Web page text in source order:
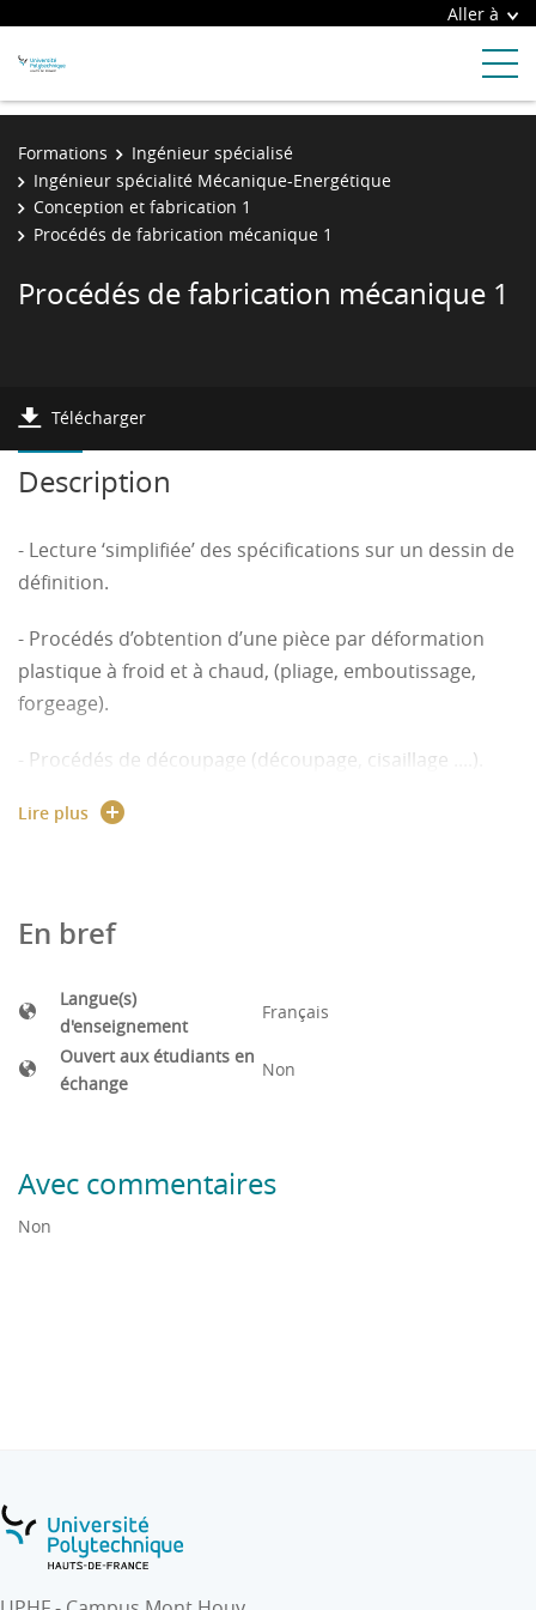
Aller à
Formations
Ingénieur spécialisé
Ingénieur spécialité Mécanique-Energétique
Conception et fabrication 1
Procédés de fabrication mécanique 1
Procédés de fabrication mécanique 1
Télécharger
Description
- Lecture ‘simplifiée’ des spécifications sur un dessin de
définition.
- Procédés d’obtention d’une pièce par déformation
plastique à froid et à chaud, (pliage, emboutissage,
forgeage).
- Procédés de découpage (découpage, cisaillage ....).
- Procédés d’assemblage (soudage).
enlèvement de matière (usinage, rectification).
En travaux pratiques, mise en œuvre d’une réalisation
d'une pièce mécanique, contrôle dimensionnel
Lire plus
En bref
Langue(s)
d'enseignement
Français
Ouvert aux étudiants en
échange
Non
Avec commentaires
Non